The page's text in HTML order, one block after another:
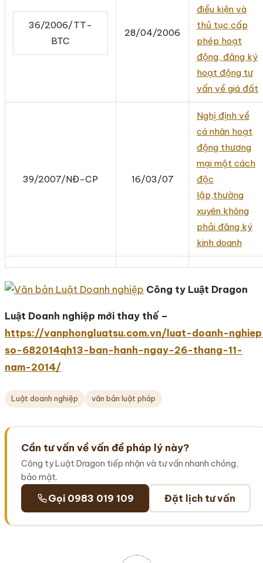
36/2006/TT-
BTC
28/04/2006
điều kiện và
thủ tục cấp
phép hoạt
động, đăng ký
hoạt động tư
vấn về giá đất
39/2007/NĐ-CP 16/03/07
Nghị định về
cá nhân hoạt
động thương
mại một cách
độc
lập,thường
xuyên không
phải đăng ký
kinh doanh
Công ty Luật Dragon
Luật Doanh nghiệp mới thay thế –
https://vanphongluatsu.com.vn/luat-doanh-
so-682014qh13-ban-hanh-ngay-26-thang-11-
nam-2014/
Luật doanh nghiệp văn bản luật pháp
Cần tư vấn về vấn đề pháp lý này?
Công ty Luật Dragon tiếp nhận và tư vấn nhanh chóng,
bảo mật.
Gọi 0983 019 109 Đặt lịch tư vấn